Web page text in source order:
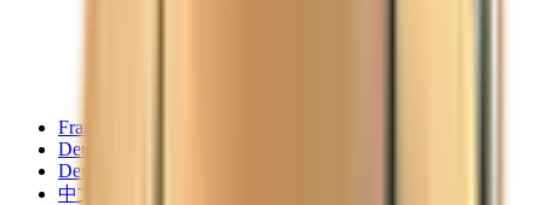
Français
Deutsch
Deutsch
中文